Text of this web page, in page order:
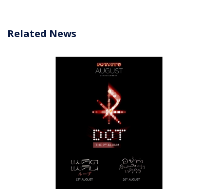
Related News